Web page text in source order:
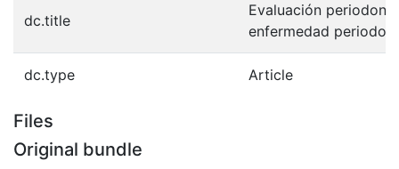
dc.title
Evaluación
enfermedad
dc.type Article
Files
Original bundle